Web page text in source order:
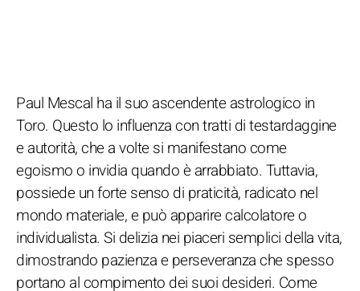
Paul Mescal ha il suo ascendente astrologico in
Toro. Questo lo influenza con tratti di testardaggine
e autorità, che a volte si manifestano come
egoismo o invidia quando è arrabbiato. Tuttavia,
possiede un forte senso di praticità, radicato nel
mondo materiale, e può apparire calcolatore o
individualista. Si delizia nei piaceri semplici della vita,
dimostrando pazienza e perseveranza che spesso
portano al compimento dei suoi desideri. Come